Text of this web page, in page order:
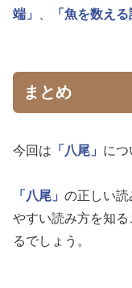
端」
、 「魚を数える
まとめ
今回は 「八尾」 につ
「八尾」 の正しい
やすい読み方を知
るでしょう。